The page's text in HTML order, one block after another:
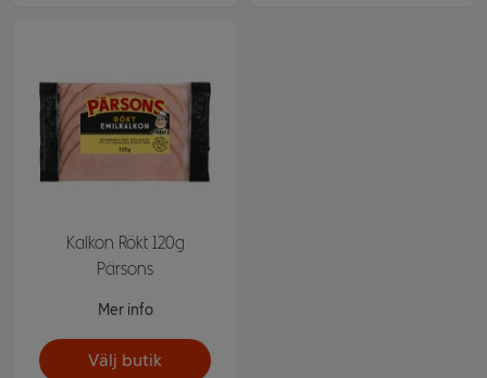
Kalkon Rökt 120g
Pärsons
Mer info
Välj butik